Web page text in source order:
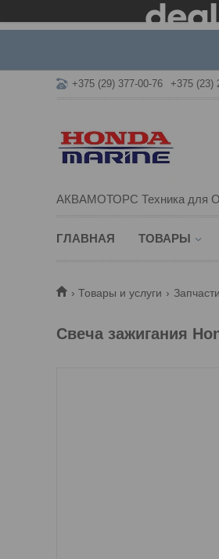
+375 (29) 377-00-76 +375 (23)
АКВАМОТОРС Техника для
ГЛАВНАЯ ТОВАРЫ
Товары и услуги
Свеча зажигания